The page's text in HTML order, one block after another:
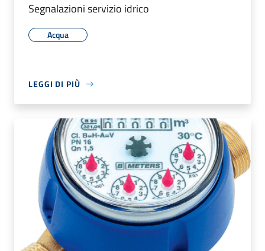
Segnalazioni servizio idrico
Acqua
LEGGI DI PIÙ